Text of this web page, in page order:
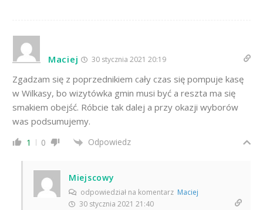
Maciej 30 stycznia 2021 20:19
Zgadzam się z poprzednikiem cały czas się pompuje kasę
w Wilkasy, bo wizytówka gmin musi być a reszta ma się
smakiem obejść. Róbcie tak dalej a przy okazji wyborów
was podsumujemy.
1 0 Odpowiedz
Miejscowy
odpowiedział na komentarz Maciej
30 stycznia 2021 21:40